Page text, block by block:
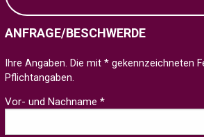
ANFRAGE/BESCHWERDE
Ihre Angaben. Die mit * gekennzeichneten
Pflichtangaben.
Vor- und Nachname *